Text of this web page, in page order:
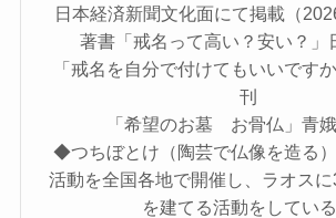
日本経済新聞文化面にて掲載（
著書「戒名って高い？安い？」
「戒名を自分で付けてもいいです
刊
「希望のお墓 お骨仏」青
◆つちぼとけ（陶芸で仏像を造る
活動を全国各地で開催し、ラオス
を建てる活動をしている